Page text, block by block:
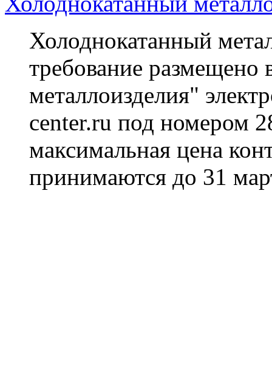
Холоднокатанный
требование размещено
металлоизделия"
center.ru под номером
максимальная цена
принимаются до 31